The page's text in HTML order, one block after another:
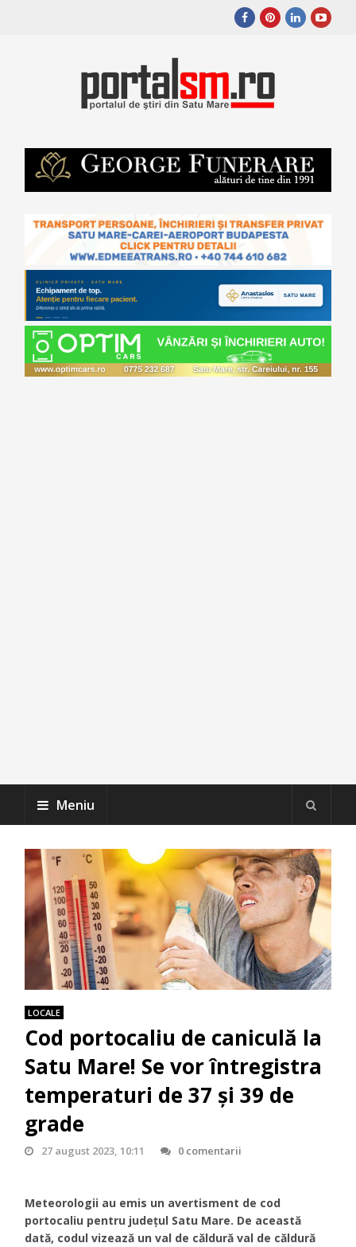
Meniu
LOCALE
Cod portocaliu de caniculă la
Satu Mare! Se vor întregistra
temperaturi de 37 și 39 de
grade
27 august 2023, 10:11 0 comentarii
Meteorologii au emis un avertisment de cod
portocaliu pentru județul Satu Mare. De această
dată, codul vizează un val de căldură val de căldură